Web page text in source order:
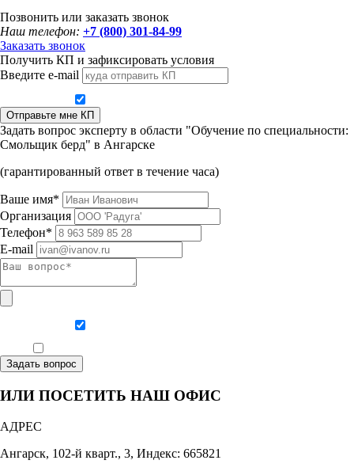
Позвонить или заказать звонок
Наш телефон: +7 (800) 301-84-99
Заказать звонок
Получить КП и зафиксировать условия
Введите e-mail
Отправьте мне КП
Задать вопрос эксперту в области "Обучение по специальности:
Смольщик берд" в Ангарске
(гарантированный ответ в течение часа)
Ваше имя*
Организация
Телефон*
E-mail
Задать вопрос
ИЛИ ПОСЕТИТЬ НАШ ОФИС
АДРЕС
Ангарск, 102-й кварт., 3, Индекс: 665821